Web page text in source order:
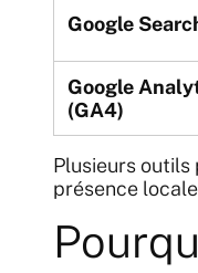
Google
Google
(GA4)
Plusieurs outils
présence